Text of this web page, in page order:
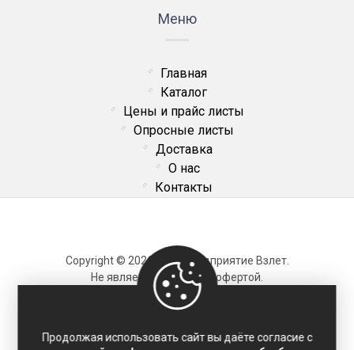
Меню
Главная
Каталог
Цены и прайс листы
Опросные листы
Доставка
О нас
Контакты
Copyright © 2026 ОДО Предприятие Взлет.
Не является публичной офертой.
Карта сайта
Продолжая использовать сайт вы даёте согласие с